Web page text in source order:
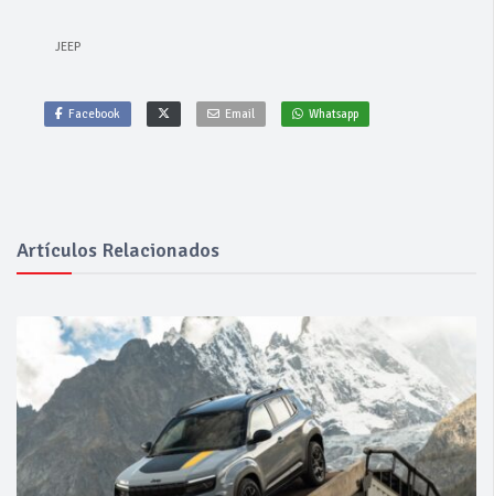
JEEP
Facebook Email Whatsapp
Artículos Relacionados